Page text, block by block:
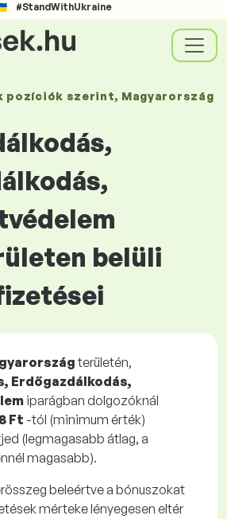
#StandWithUkraine
pozíciók szerint, Magyarország
belüli
területén,
Erdőgazdálkodás,
iparágban dolgozóknál
Ft -tól (minimum érték)
(legmagasabb átlag, a
magasabb).
beleértve a bónuszokat
mérteke lényegesen eltér